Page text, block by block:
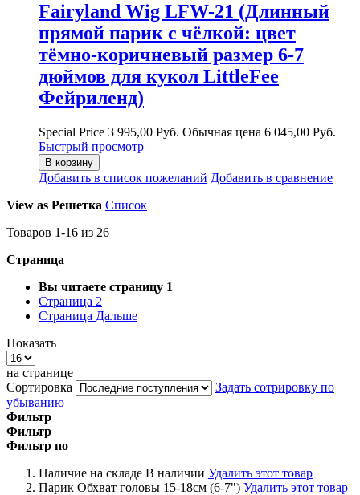
Fairyland Wig LFW-21 (Длинный
прямой парик с чёлкой: цвет
тёмно-коричневый размер 6-7
дюймов для кукол LittleFee
Фейриленд)
Special Price 3 995,00 Руб. Обычная цена 6 045,00 Руб.
Быстрый просмотр
В корзину
Добавить в список пожеланий Добавить в сравнение
View as Решетка Список
Товаров 1-16 из 26
Страница
Вы читаете страницу 1
Страница 2
Страница Дальше
Показать
на странице
Сортировка
Задать сотрировку по
убыванию
Фильтр
Фильтр
Фильтр по
Наличие на складе В наличии Удалить этот товар
Парик Обхват головы 15-18см (6-7") Удалить этот товар